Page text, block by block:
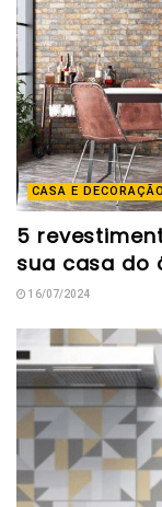
CASA E DECORAÇÃO
5
sua casa do
16/07/2024